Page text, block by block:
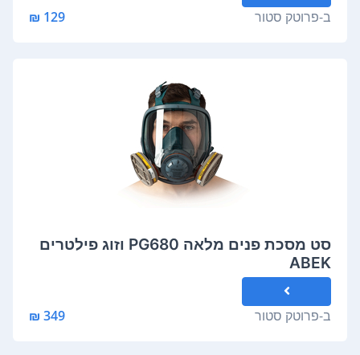
ב-פרוטק סטור 129 ₪
סט מסכת פנים מלאה PG680 וזוג פילטרים
ABEK
ב-פרוטק סטור 349 ₪